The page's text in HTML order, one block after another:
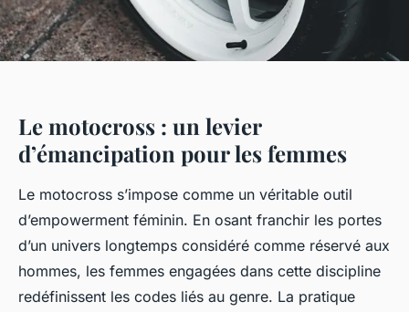
Le motocross : un levier
d’émancipation pour les femmes
Le motocross s’impose comme un véritable outil
d’empowerment féminin. En osant franchir les portes
d’un univers longtemps considéré comme réservé aux
hommes, les femmes engagées dans cette discipline
redéfinissent les codes liés au genre. La pratique